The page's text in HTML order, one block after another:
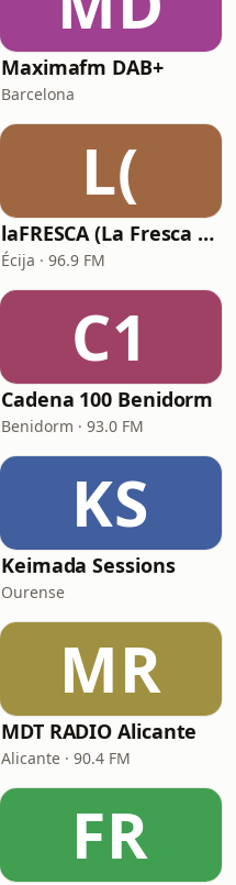
Maximafm DAB+
Barcelona
L(
laFRESCA (La Fresca FM)
Écija · 96.9 FM
C1
Cadena 100 Benidorm
Benidorm · 93.0 FM
KS
Keimada Sessions
Ourense
MR
MDT RADIO Alicante
Alicante · 90.4 FM
FR